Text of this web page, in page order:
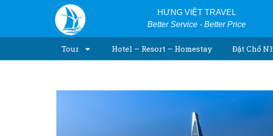
HƯNG VIỆT TRAVEL
Better Service - Better Price
Tour Hotel – Resort – Homestay Đặt Chổ